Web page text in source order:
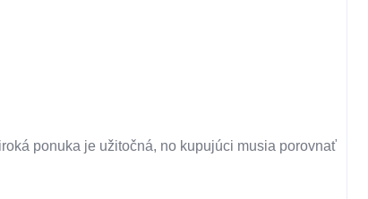
ponuka je užitočná, no kupujúci musia porovnať